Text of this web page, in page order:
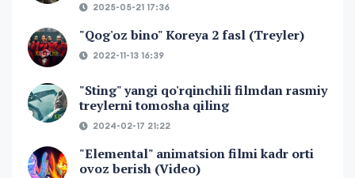
2025-05-21 17:36
"Qog'oz bino" Koreya 2 fasl (Treyler)
2022-11-13 16:39
"Sting" yangi qo'rqinchili filmdan rasmiy
treylerni tomosha qiling
2024-02-17 21:22
"Elemental" animatsion filmi kadr orti
ovoz berish (Video)